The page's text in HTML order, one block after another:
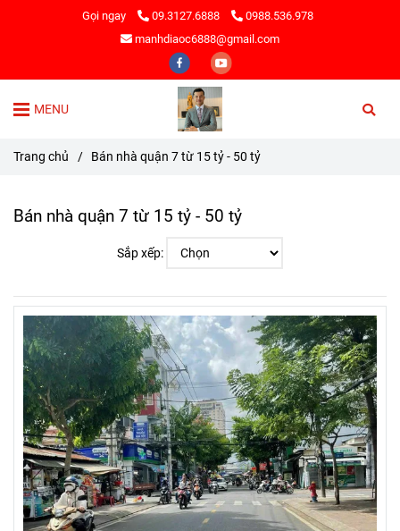
Gọi ngay 09.3127.6888
0988.536.978
manhdiaoc6888@gmail.com
MENU
Trang chủ / Bán nhà quận 7 từ 15 tỷ - 50 tỷ
Bán nhà quận 7 từ 15 tỷ - 50 tỷ
Sắp xếp: